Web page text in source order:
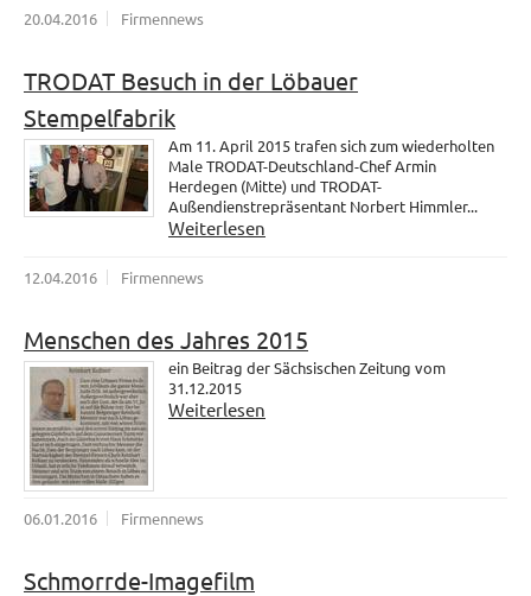
20.04.2016 Firmennews
TRODAT Besuch in der Löbauer
Stempelfabrik
Am 11. April 2015 trafen sich zum wiederholten
Male TRODAT-Deutschland-Chef Armin
Herdegen (Mitte) und TRODAT-
Außendienstrepräsentant Norbert Himmler...
Weiterlesen
12.04.2016 Firmennews
Menschen des Jahres 2015
ein Beitrag der Sächsischen Zeitung vom
31.12.2015
Weiterlesen
06.01.2016 Firmennews
Schmorrde-Imagefilm